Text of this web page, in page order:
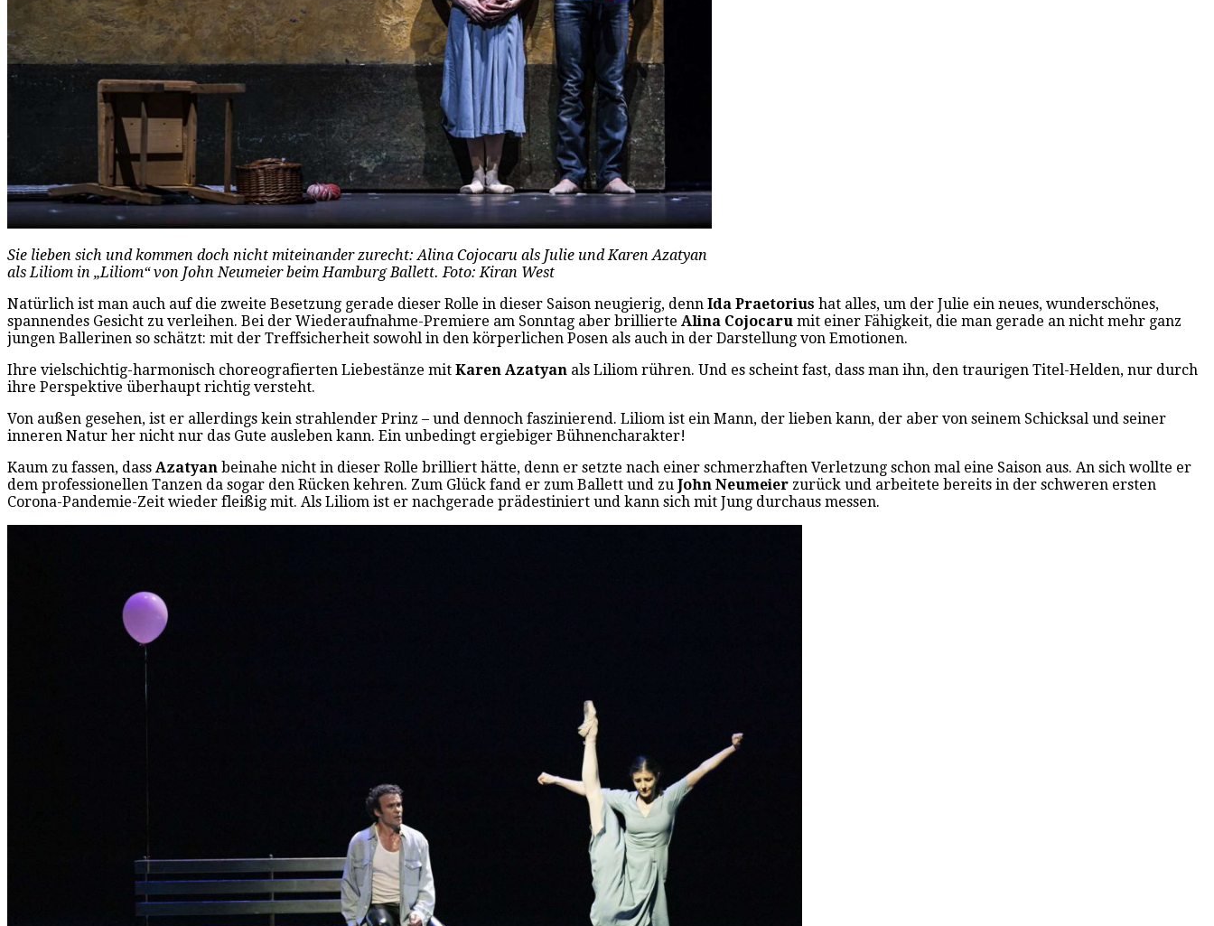
Sie lieben sich und kommen doch nicht miteinander zurecht: Alina Cojocaru als Julie und Karen Azatyan
als Liliom in „Liliom“ von John Neumeier beim Hamburg Ballett. Foto: Kiran West
Natürlich ist man auch auf die zweite Besetzung gerade dieser Rolle in dieser Saison neugierig, denn Ida Praetorius hat alles, um der Julie ein neues, wunderschönes,
spannendes Gesicht zu verleihen. Bei der Wiederaufnahme-Premiere am Sonntag aber brillierte Alina Cojocaru mit einer Fähigkeit, die man gerade an nicht mehr ganz
jungen Ballerinen so schätzt: mit der Treffsicherheit sowohl in den körperlichen Posen als auch in der Darstellung von Emotionen.
Ihre vielschichtig-harmonisch choreografierten Liebestänze mit Karen Azatyan als Liliom rühren. Und es scheint fast, dass man ihn, den traurigen Titel-Helden, nur durch
ihre Perspektive überhaupt richtig versteht.
Von außen gesehen, ist er allerdings kein strahlender Prinz – und dennoch faszinierend. Liliom ist ein Mann, der lieben kann, der aber von seinem Schicksal und seiner
inneren Natur her nicht nur das Gute ausleben kann. Ein unbedingt ergiebiger Bühnencharakter!
Kaum zu fassen, dass Azatyan beinahe nicht in dieser Rolle brilliert hätte, denn er setzte nach einer schmerzhaften Verletzung schon mal eine Saison aus. An sich wollte er
dem professionellen Tanzen da sogar den Rücken kehren. Zum Glück fand er zum Ballett und zu John Neumeier zurück und arbeitete bereits in der schweren ersten
Corona-Pandemie-Zeit wieder fleißig mit. Als Liliom ist er nachgerade prädestiniert und kann sich mit Jung durchaus messen.